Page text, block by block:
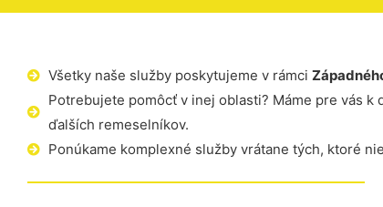
Všetky naše služby poskytujeme v rámci
Potrebujete pomôcť v inej oblasti? Máme pre vás
ďalších remeselníkov.
Ponúkame komplexné služby vrátane tých, ktoré